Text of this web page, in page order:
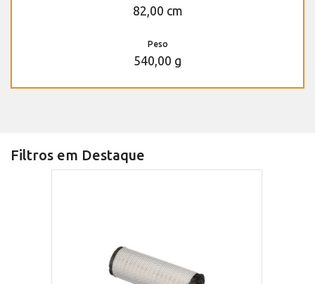
82,00 cm
Peso
540,00 g
Filtros em Destaque